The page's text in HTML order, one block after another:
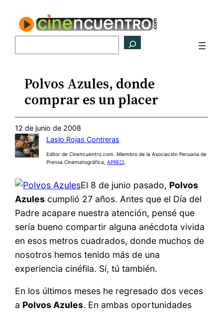
contenido
Polvos Azules, donde
comprar es un placer
12 de junio de 2008
Laslo Rojas Contreras
Editor de Cinencuentro.com. Miembro de la Asociación Peruana de
Prensa Cinematográfica, APRECI.
El 8 de junio pasado, Polvos
Azules cumplió 27 años. Antes que el Día del
Padre acapare nuestra atención, pensé que
sería bueno compartir alguna anécdota vivida
en esos metros cuadrados, donde muchos de
nosotros hemos tenido más de una
experiencia cinéfila. Sí, tú también.
En los últimos meses he regresado dos veces
a Polvos Azules. En ambas oportunidades